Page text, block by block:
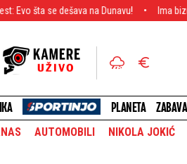
na Dunavu! Ima biznis za koji malo
PLANETA ZABAVA
AUTOMOBILI NIKOLA JOKIĆ